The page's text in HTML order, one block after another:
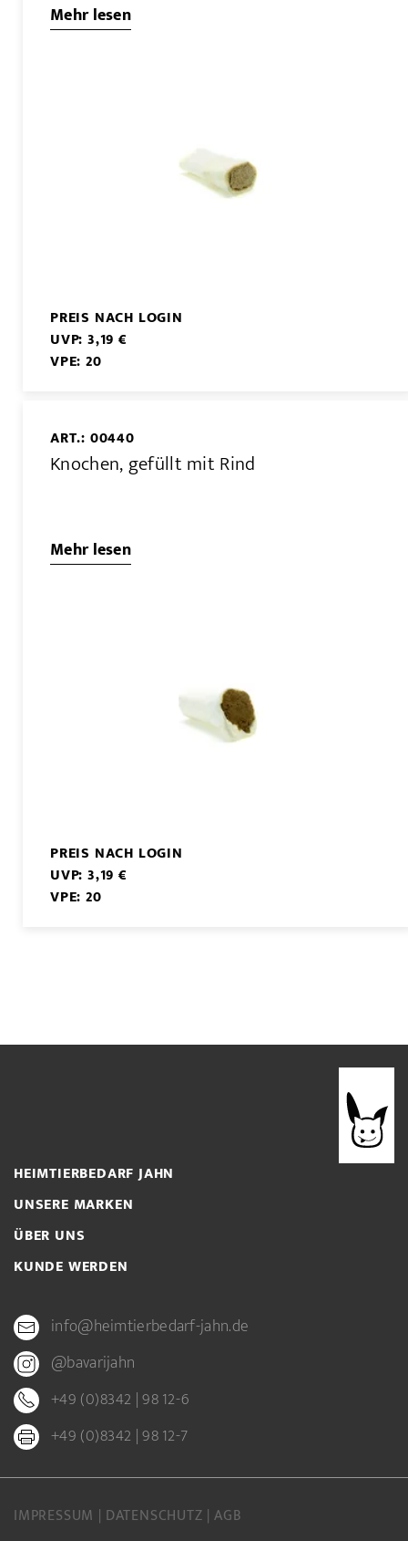
Mehr lesen
PREIS NACH LOGIN
UVP: 3,19 €
VPE: 20
ART.: 00440
Knochen, gefüllt mit Rind
Mehr lesen
PREIS NACH LOGIN
UVP: 3,19 €
VPE: 20
HEIMTIERBEDARF JAHN
UNSERE MARKEN
ÜBER UNS
KUNDE WERDEN
info@heimtierbedarf-jahn.de
@bavarijahn
+49 (0)8342 | 98 12-6
+49 (0)8342 | 98 12-7
IMPRESSUM DATENSCHUTZ AGB